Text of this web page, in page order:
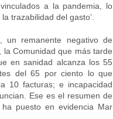
a la pandemia, lo
trazabilidad del gasto’.
un remanente negativo de
Comunidad que más tarde
en sanidad alcanza los 55
del 65 por ciento lo que
10 facturas; e incapacidad
Ese es el resumen de
puesto en evidencia Mar